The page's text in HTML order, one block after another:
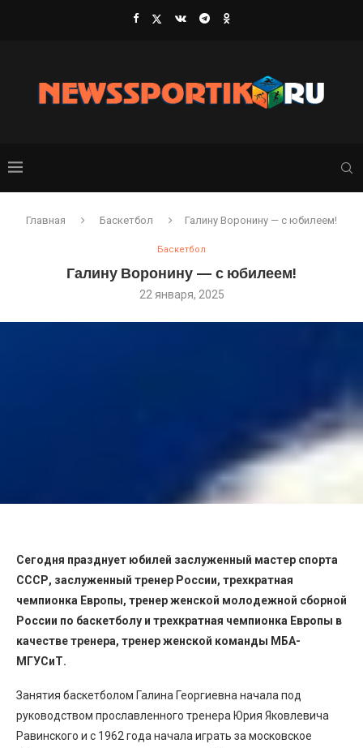
Главная Баскетбол Галину Воронину — с юбилеем!
Баскетбол
Галину Воронину — с юбилеем!
22 января, 2025
Сегодня празднует юбилей заслуженный мастер спорта
СССР, заслуженный тренер России, трехкратная
чемпионка Европы, тренер женской молодежной сборной
России по баскетболу и трехкратная чемпионка Европы в
качестве тренера, тренер женской команды МБА-
МГУСиТ.
Занятия баскетболом Галина Георгиевна начала под
руководством прославленного тренера Юрия Яковлевича
Равинского и с 1962 года начала играть за московское